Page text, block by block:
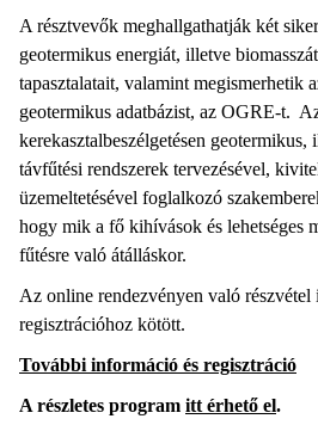
A résztvevők meghallgathatják két
geotermikus energiát, illetve
tapasztalatait, valamint megismerhetik
geotermikus adatbázist, az OGRE-t.
kerekasztalbeszélgetésen geotermikus,
távfűtési rendszerek tervezésével,
üzemeltetésével foglalkozó
hogy mik a fő kihívások és lehetséges
fűtésre való átálláskor.
Az online rendezvényen való részvétel
regisztrációhoz kötött.
További információ és regisztráció
A részletes program itt érhető el.